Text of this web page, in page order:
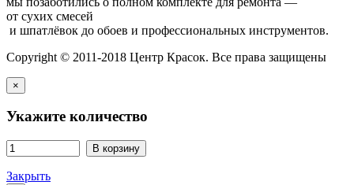
от сухих смесей
и шпатлёвок до обоев и профессиональных инструментов.
Copyright © 2011-2018 Центр Красок. Все права защищены
×
Укажите количество
В корзину
Закрыть